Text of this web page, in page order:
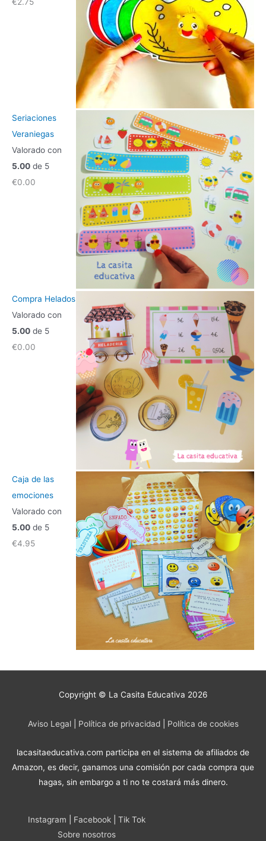
Seriaciones
Veraniegas
Valorado con
5.00 de 5
€0.00
Compra Helados
Valorado con
5.00 de 5
€0.00
Caja de las
emociones
Valorado con
5.00 de 5
€4.95
Copyright © La Casita Educativa 2026
Aviso Legal| Política de privacidad| Política de cookies
lacasitaeducativa.com participa en el sistema de afiliados de
Amazon, es decir, ganamos una comisión por cada compra que
hagas, sin embargo a ti no te costará más dinero.
Instagram Facebook| Tik Tok
Sobre nosotros